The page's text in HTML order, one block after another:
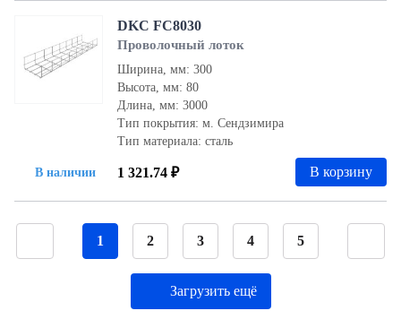
В наличии
DKC FC8030
Проволочный лоток
Ширина, мм: 300
Высота, мм: 80
Длина, мм: 3000
Тип покрытия: м. Сендзимира
Тип материала: сталь
1 321.74 ₽ В корзину
1 2 3 4 5
Загрузить ещё